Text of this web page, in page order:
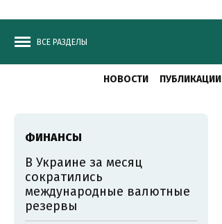
ВСЕ РАЗДЕЛЫ
НОВОСТИ ПУБЛИКАЦИИ
ФИНАНСЫ
В Украине за месяц
сократились
международные валютные
резервы